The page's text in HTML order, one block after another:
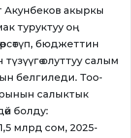
акыркы
туруктуу оң
бюджеттин
олуттуу салым
белгиледи. Тоо-
салыктык
болду:
млрд сом, 2025-